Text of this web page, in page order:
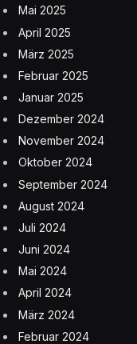
Mai 2025
April 2025
März 2025
Februar 2025
Januar 2025
Dezember 2024
November 2024
Oktober 2024
September 2024
August 2024
Juli 2024
Juni 2024
Mai 2024
April 2024
März 2024
Februar 2024